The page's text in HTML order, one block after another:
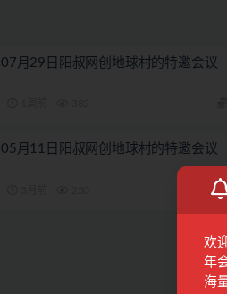
月29日阳叔网创地球村的特邀会议
月11日阳叔网创地球村的特邀会议
欢
年
海